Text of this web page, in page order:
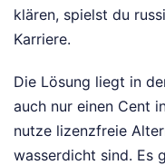
klären, spielst du
Karriere.
Die Lösung liegt in
auch nur einen Cent
nutze lizenzfreie
wasserdicht sind. Es